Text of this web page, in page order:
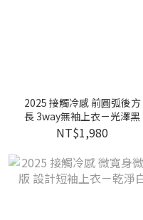
2025 接觸冷感 前圓弧後方
長 3way無袖上衣－光澤黑
NT$1,980